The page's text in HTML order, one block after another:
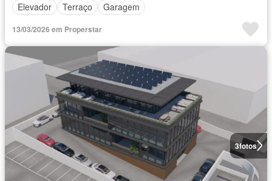
Elevador
Terraço Garagem
13/03/2026 em Properstar
3fotos